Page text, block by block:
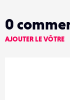
0
AJOUTER LE VÔTRE